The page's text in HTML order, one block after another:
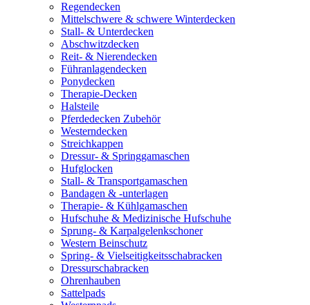
Regendecken
Mittelschwere & schwere Winterdecken
Stall- & Unterdecken
Abschwitzdecken
Reit- & Nierendecken
Führanlagendecken
Ponydecken
Therapie-Decken
Halsteile
Pferdedecken Zubehör
Westerndecken
Streichkappen
Dressur- & Springgamaschen
Hufglocken
Stall- & Transportgamaschen
Bandagen & -unterlagen
Therapie- & Kühlgamaschen
Hufschuhe & Medizinische Hufschuhe
Sprung- & Karpalgelenkschoner
Western Beinschutz
Spring- & Vielseitigkeitsschabracken
Dressurschabracken
Ohrenhauben
Sattelpads